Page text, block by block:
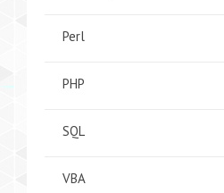
Perl
PHP
SQL
VBA